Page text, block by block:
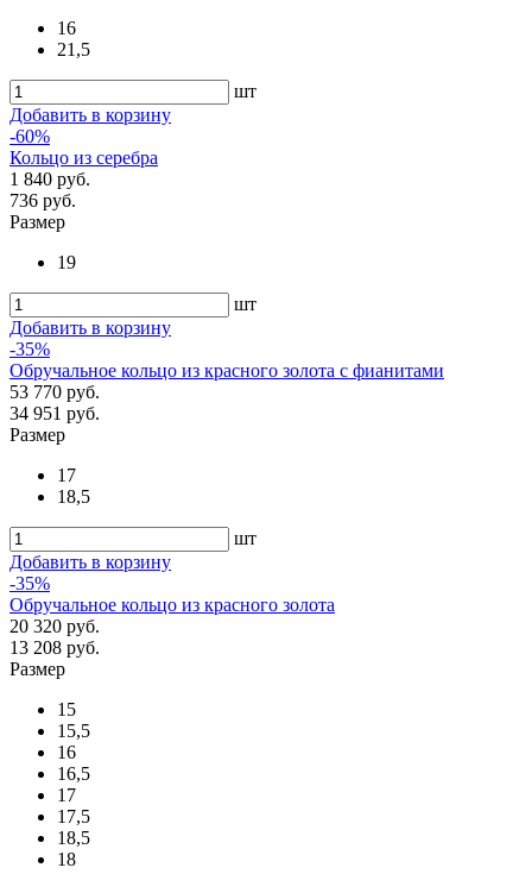
16
21,5
шт
Добавить в корзину
-60%
Кольцо из серебра
1 840 руб.
736 руб.
Размер
19
шт
Добавить в корзину
-35%
Обручальное кольцо из красного золота с фианитами
53 770 руб.
34 951 руб.
Размер
17
18,5
шт
Добавить в корзину
-35%
Обручальное кольцо из красного золота
20 320 руб.
13 208 руб.
Размер
15
15,5
16
16,5
17
17,5
18,5
18